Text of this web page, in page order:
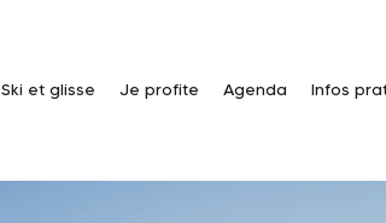
Ski et glisse Je profite Agenda Infos